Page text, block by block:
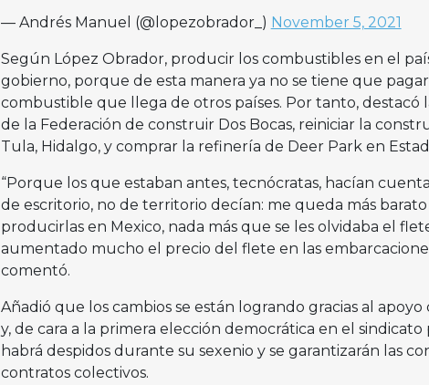
— Andrés Manuel (@lopezobrador_) November 5, 2021
Según López Obrador, producir los combustibles en el
gobierno, porque de esta manera ya no se tiene que
combustible que llega de otros países. Por tanto, destacó
de la Federación de construir Dos Bocas, reiniciar la
Tula, Hidalgo, y comprar la refinería de Deer Park en
“Porque los que estaban antes, tecnócratas, hacían
de escritorio, no de territorio decían: me queda más
producirlas en Mexico, nada más que se les olvidaba el
aumentado mucho el precio del flete en las
comentó.
Añadió que los cambios se están logrando gracias al
y, de cara a la primera elección democrática en el
habrá despidos durante su sexenio y se garantizarán las
contratos colectivos.